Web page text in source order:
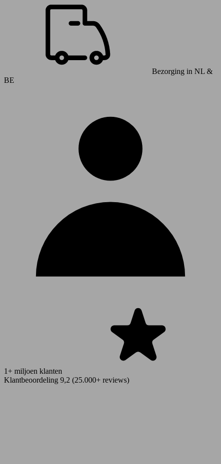
Bezorging in NL &
BE
1+ miljoen klanten
Klantbeoordeling 9,2 (25.000+ reviews)